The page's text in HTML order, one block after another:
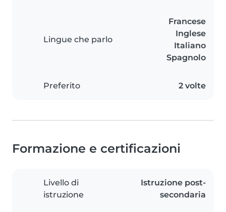
Lingue che parlo
Francese
Inglese
Italiano
Spagnolo
Preferito 2 volte
Formazione e certificazioni
Livello di
istruzione
Istruzione post-
secondaria